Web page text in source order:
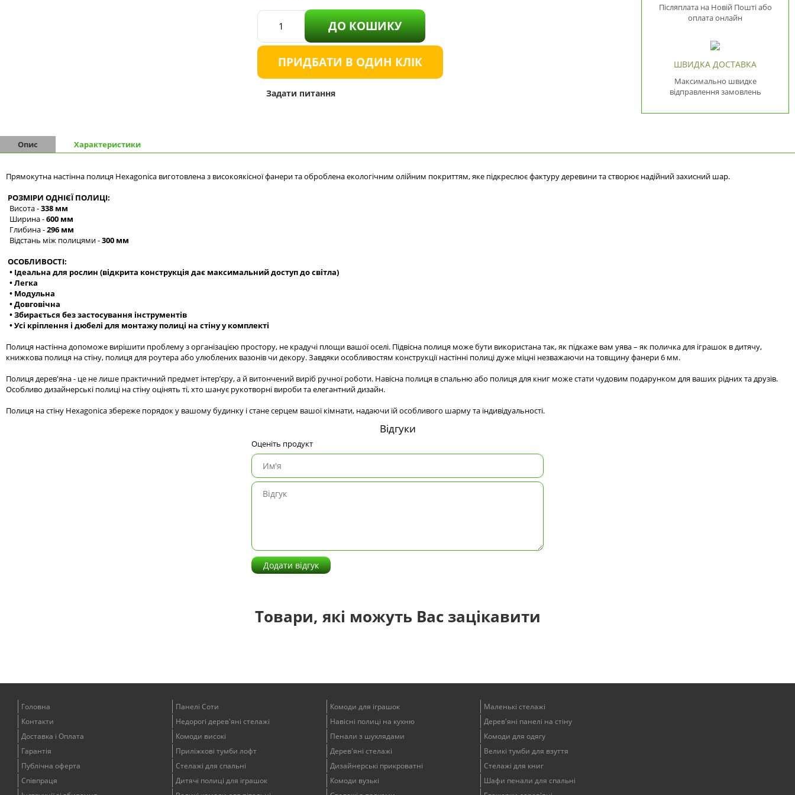
ДО КОШИКУ
ПРИДБАТИ В ОДИН КЛІК
Задати питання
Післяплата на Новій Пошті або
оплата онлайн
ШВИДКА ДОСТАВКА
Максимально швидке
відправлення замовлень
Опис Характеристики
Прямокутна настінна полиця Hexagonica виготовлена з високоякісної фанери та оброблена екологічним олійним покриттям, яке підкреслює фактуру деревини та створює надійний захисний шар.
РОЗМІРИ ОДНІЄЇ ПОЛИЦІ:
Висота -338 мм
Ширина -600 мм
Глибина -296 мм
Відстань між полицями -300 мм
ОСОБЛИВОСТІ:
• Ідеальна для рослин (відкрита конструкція дає максимальний доступ до світла)
• Легка
• Модульна
• Довговічна
• Збирається без застосування інструментів
• Усі кріплення і дюбелі для монтажу полиці на стіну у комплекті
Полиця настінна допоможе вирішити проблему з організацією простору, не крадучі площи вашої оселі. Підвісна полиця може бути використана так, як підкаже вам уява – як поличка для іграшок в дитячу,
книжкова полиця на стіну, полиця для роутера або улюблених вазонів чи декору. Завдяки особливостям конструкції настінні полиці дуже міцні незважаючи на товщину фанери 6 мм.
Полиця дерев'яна - це не лише практичний предмет інтер’єру, а й витончений виріб ручної роботи. Навісна полиця в спальню або полиця для книг може стати чудовим подарунком для ваших рідних та друзів.
Особливо дизайнерські полиці на стіну оцінять ті, хто шанує рукотворні вироби та елегантний дизайн.
Полиця на стіну Hexagonica збереже порядок у вашому будинку і стане серцем вашої кімнати, надаючи їй особливого шарму та індивідуальності.
Відгуки
Оценіть продукт
Додати відгук
Товари, які можуть Вас зацікавити
Головна
Контакти
Доставка і Оплата
Гарантія
Публічна оферта
Співпраця
Панелі Соти
Недорогі дерев'яні стелажі
Комоди високі
Приліжкові тумби лофт
Стелажі для спальні
Дитячі полиці для іграшок
Комоди для іграшок
Навісні полиці на кухню
Пенали з шухлядами
Дерев'яні стелажі
Дизайнерські прикроватні
Комоди вузькі
Маленькі стелажі
Дерев'яні панелі на стіну
Комоди для одягу
Великі тумби для взуття
Стелажі для книг
Шафи пенали для спальні